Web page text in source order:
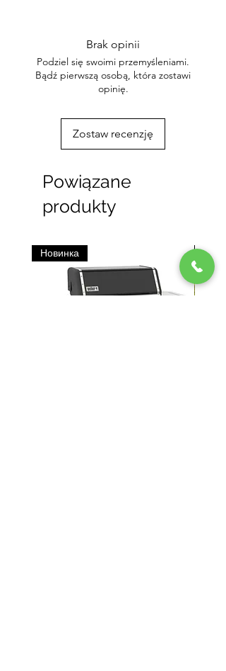
Brak opinii
Podziel się swoimi przemyśleniami.
Bądź pierwszą osobą, która zostawi
opinię.
Zostaw recenzję
Powiązane
produkty
Новинка Нове